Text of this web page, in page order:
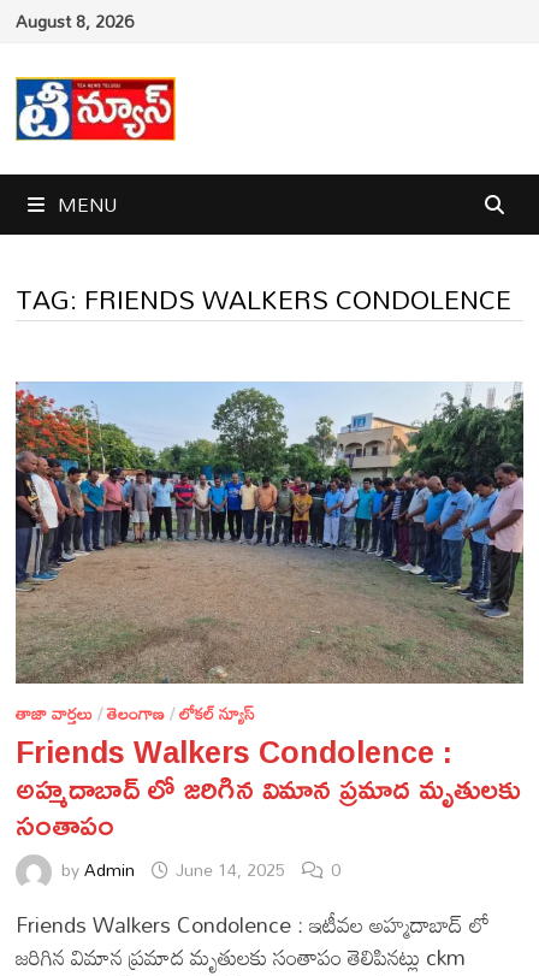
Skip
content
August 8, 2026
MENU
TAG: FRIENDS WALKERS CONDOLENCE
తాజా వార్తలు/తెలంగాణ/లోకల్ న్యూస్
Friends Walkers Condolence :
అహ్మదాబాద్ లో జరిగిన విమాన ప్రమాద మృతులకు
సంతాపం
byAdmin June 14, 2025 0
Friends Walkers Condolence : ఇటీవల అహ్మదాబాద్ లో
జరిగిన విమాన ప్రమాద మృతులకు సంతాపం తెలిపినట్లు ckm